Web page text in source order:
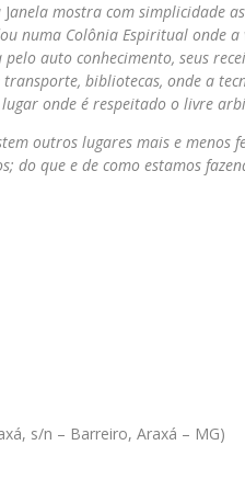
Janela mostra com simplicidade
numa Colônia Espiritual onde
auto conhecimento, seus
bibliotecas, onde a
onde é respeitado o livre
outros lugares mais e menos
do que e de como estamos
s/n – Barreiro, Araxá – MG)